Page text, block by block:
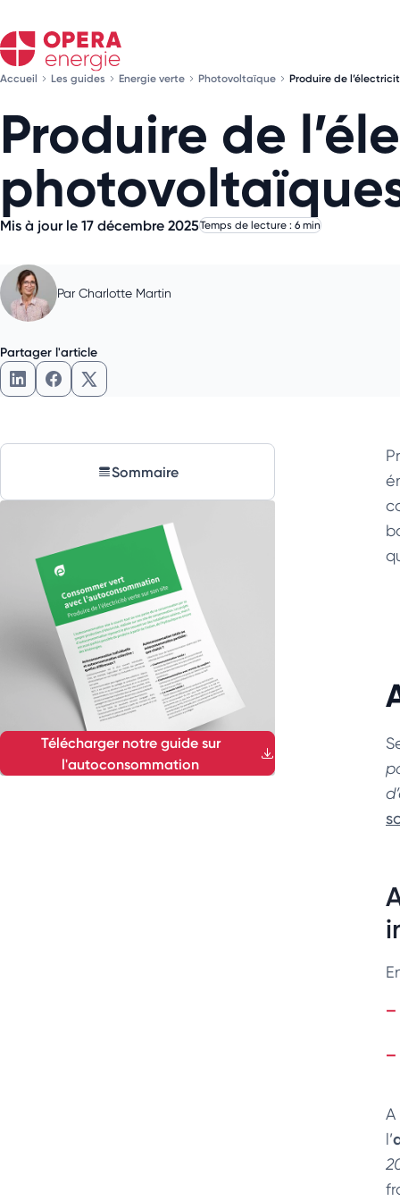
Accueil Les guides Energie verte Photovoltaïque Produire de
Produire de
Mis à jour le 17 décembre 2025Temps de lecture : 6 min
Par Charlotte Martin
Partager l'article
Partager l'article sur LinkedIn
Partager l'article sur Facebook
Partager l'article sur X
Sommaire
Télécharger notre guide sur
l'autoconsommation
A
l’